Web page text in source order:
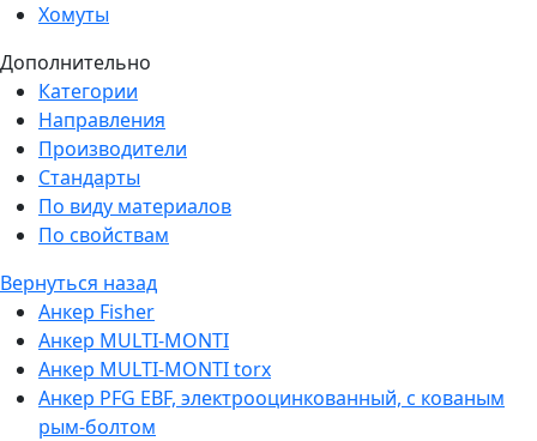
Хомуты
Дополнительно
Категории
Направления
Производители
Стандарты
По виду материалов
По свойствам
Вернуться назад
Анкер Fisher
Анкер MULTI-MONTI
Анкер MULTI-MONTI torx
Анкер PFG EBF, электрооцинкованный, с кованым
рым-болтом